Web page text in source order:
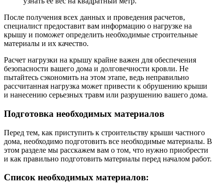
После получения всех данных и проведения расчетов,
специалист предоставит вам информацию о нагрузке на
крышу и поможет определить необходимые строительные
материалы и их качество.
Расчет нагрузки на крышу крайне важен для обеспечения
безопасности вашего дома и долговечности кровли. Не
пытайтесь сэкономить на этом этапе, ведь неправильно
рассчитанная нагрузка может привести к обрушению крыши
и нанесению серьезных травм или разрушению вашего дома.
Подготовка необходимых материалов
Перед тем, как приступить к строительству крыши частного
дома, необходимо подготовить все необходимые материалы. В
этом разделе мы расскажем вам о том, что нужно приобрести
и как правильно подготовить материалы перед началом работ.
Список необходимых материалов: